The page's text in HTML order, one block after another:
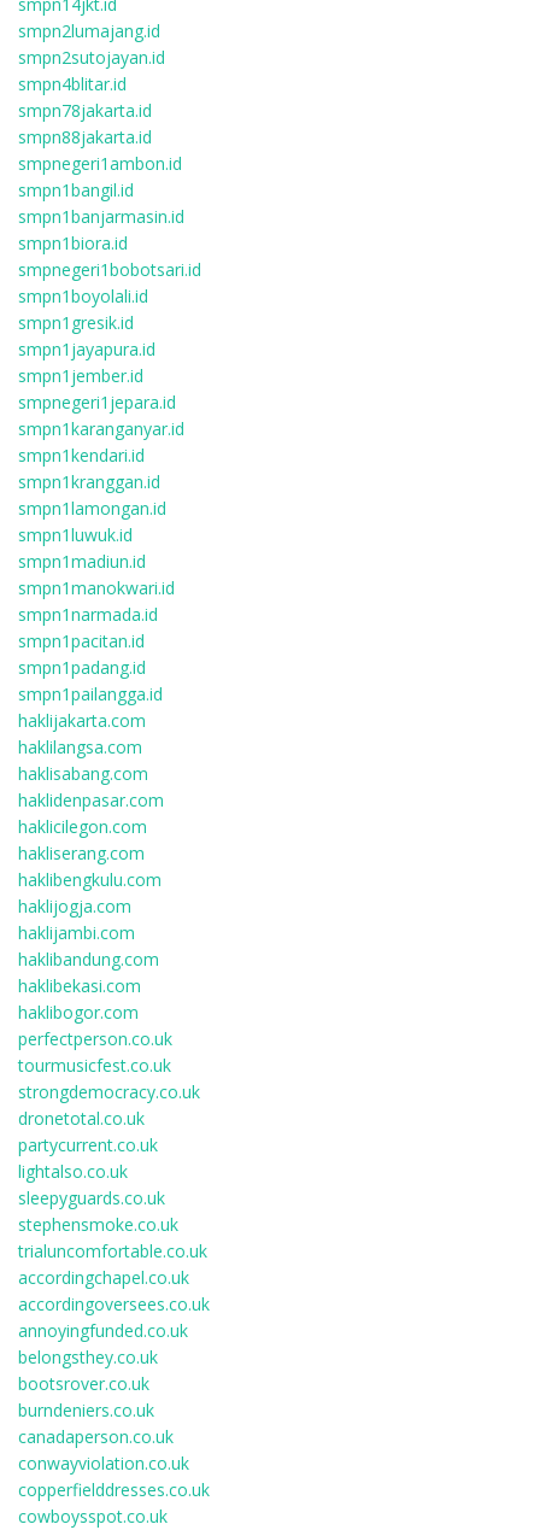
smpn2lumajang.id
smpn2sutojayan.id
smpn4blitar.id
smpn78jakarta.id
smpn88jakarta.id
smpnegeri1ambon.id
smpn1bangil.id
smpn1banjarmasin.id
smpn1biora.id
smpnegeri1bobotsari.id
smpn1boyolali.id
smpn1gresik.id
smpn1jayapura.id
smpn1jember.id
smpnegeri1jepara.id
smpn1karanganyar.id
smpn1kendari.id
smpn1kranggan.id
smpn1lamongan.id
smpn1luwuk.id
smpn1madiun.id
smpn1manokwari.id
smpn1narmada.id
smpn1pacitan.id
smpn1padang.id
smpn1pailangga.id
haklijakarta.com
haklilangsa.com
haklisabang.com
haklidenpasar.com
haklicilegon.com
hakliserang.com
haklibengkulu.com
haklijogja.com
haklijambi.com
haklibandung.com
haklibekasi.com
haklibogor.com
perfectperson.co.uk
tourmusicfest.co.uk
strongdemocracy.co.uk
dronetotal.co.uk
partycurrent.co.uk
lightalso.co.uk
sleepyguards.co.uk
stephensmoke.co.uk
trialuncomfortable.co.uk
accordingchapel.co.uk
accordingoversees.co.uk
annoyingfunded.co.uk
belongsthey.co.uk
bootsrover.co.uk
burndeniers.co.uk
canadaperson.co.uk
conwayviolation.co.uk
copperfielddresses.co.uk
cowboysspot.co.uk